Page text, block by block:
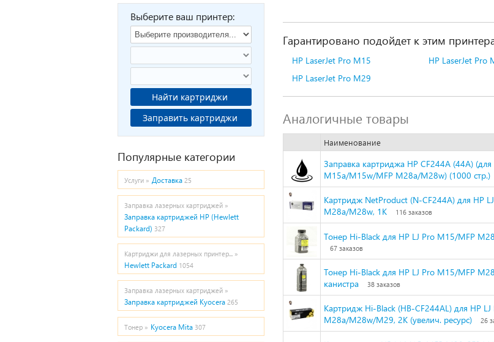
Выберите ваш принтер:
Найти картриджи
Заправить картриджи
Популярные категории
Услуги » Доставка 25
Заправка лазерных картриджей »
Заправка картриджей HP (Hewlett
Packard) 327
Картриджи для лазерных принтер... »
Hewlett Packard 1054
Заправка лазерных картриджей »
Заправка картриджей Kyocera 265
Тонер » Kyocera Mita 307
Гарантировано подойдет к этим
HP LaserJet Pro M15 HP LaserJet Pro
HP LaserJet Pro M29
Аналогичные товары
Наименование
Заправка картриджа HP CF244A (44A) (для
M15a/M15w/MFP M28a/M28w) (1000 стр.)
Картридж NetProduct (N-CF244A) для HP
M28a/M28w, 1K
116 заказов
Тонер Hi-Black для HP LJ Pro M15/MFP
67 заказов
Тонер Hi-Black для HP LJ Pro M15/MFP
канистра
38 заказов
Картридж Hi-Black (HB-CF244AL) для HP
M28a/M28w/M29, 2K (увелич. ресурс)
26